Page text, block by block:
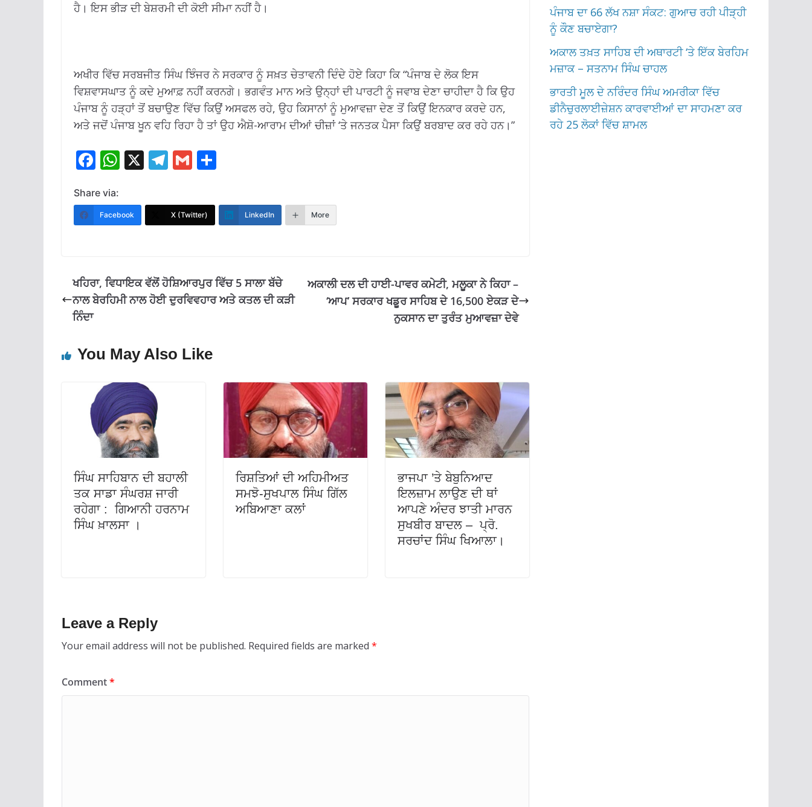
ਹੈ। ਇਸ ਭੀੜ ਦੀ ਬੇਸ਼ਰਮੀ ਦੀ ਕੋਈ ਸੀਮਾ ਨਹੀਂ ਹੈ।
ਅਖੀਰ ਵਿੱਚ ਸਰਬਜੀਤ ਸਿੰਘ ਝਿੰਜਰ ਨੇ ਸਰਕਾਰ ਨੂੰ ਸਖ਼ਤ ਚੇਤਾਵਨੀ ਦਿੰਦੇ ਹੋਏ ਕਿਹਾ ਕਿ “ਪੰਜਾਬ ਦੇ ਲੋਕ ਇਸ
ਵਿਸ਼ਵਾਸਘਾਤ ਨੂੰ ਕਦੇ ਮੁਆਫ਼ ਨਹੀਂ ਕਰਨਗੇ। ਭਗਵੰਤ ਮਾਨ ਅਤੇ ਉਨ੍ਹਾਂ ਦੀ ਪਾਰਟੀ ਨੂੰ ਜਵਾਬ ਦੇਣਾ ਚਾਹੀਦਾ ਹੈ ਕਿ ਉਹ
ਪੰਜਾਬ ਨੂੰ ਹੜ੍ਹਾਂ ਤੋਂ ਬਚਾਉਣ ਵਿੱਚ ਕਿਉਂ ਅਸਫਲ ਰਹੇ, ਉਹ ਕਿਸਾਨਾਂ ਨੂੰ ਮੁਆਵਜ਼ਾ ਦੇਣ ਤੋਂ ਕਿਉਂ ਇਨਕਾਰ ਕਰਦੇ ਹਨ,
ਅਤੇ ਜਦੋਂ ਪੰਜਾਬ ਖੂਨ ਵਹਿ ਰਿਹਾ ਹੈ ਤਾਂ ਉਹ ਐਸ਼ੋ-ਆਰਾਮ ਦੀਆਂ ਚੀਜ਼ਾਂ ‘ਤੇ ਜਨਤਕ ਪੈਸਾ ਕਿਉਂ ਬਰਬਾਦ ਕਰ ਰਹੇ ਹਨ।”
F
e
b
k
W
at
s
p
X T
e
gr
G
ai
l
ar
e
Share via:
Facebook X (Twitter) LinkedIn More
ਖਹਿਰਾ, ਵਿਧਾਇਕ ਵੱਲੋਂ ਹੋਸ਼ਿਆਰਪੁਰ ਵਿੱਚ 5 ਸਾਲਾ ਬੱਚੇ
ਨਾਲ ਬੇਰਹਿਮੀ ਨਾਲ ਹੋਈ ਦੁਰਵਿਵਹਾਰ ਅਤੇ ਕਤਲ ਦੀ ਕੜੀ
ਨਿੰਦਾ
ਅਕਾਲੀ ਦਲ ਦੀ ਹਾਈ-ਪਾਵਰ ਕਮੇਟੀ, ਮਲੂਕਾ ਨੇ ਕਿਹਾ –
‘ਆਪ’ ਸਰਕਾਰ ਖਡੂਰ ਸਾਹਿਬ ਦੇ 16,500 ਏਕੜ ਦੇ
ਨੁਕਸਾਨ ਦਾ ਤੁਰੰਤ ਮੁਆਵਜ਼ਾ ਦੇਵੇ
You May Also Like
ਸਿੰਘ ਸਾਹਿਬਾਨ ਦੀ ਬਹਾਲੀ
ਤਕ ਸਾਡਾ ਸੰਘਰਸ਼ ਜਾਰੀ
ਰਹੇਗਾ : ਗਿਆਨੀ ਹਰਨਾਮ
ਸਿੰਘ ਖ਼ਾਲਸਾ ।
ਰਿਸ਼ਤਿਆਂ ਦੀ ਅਹਿਮੀਅਤ
ਸਮਝੋ-ਸੁਖਪਾਲ ਸਿੰਘ ਗਿੱਲ
ਅਬਿਆਣਾ ਕਲਾਂ
ਭਾਜਪਾ ’ਤੇ ਬੇਬੁਨਿਆਦ
ਇਲਜ਼ਾਮ ਲਾਉਣ ਦੀ ਥਾਂ
ਆਪਣੇ ਅੰਦਰ ਝਾਤੀ ਮਾਰਨ
ਸੁਖਬੀਰ ਬਾਦਲ – ਪ੍ਰੋ.
ਸਰਚਾਂਦ ਸਿੰਘ ਖਿਆਲਾ।
Leave a Reply
Your email address will not be published. Required fields are marked *
Comment*
ਪੰਜਾਬ ਦਾ 66 ਲੱਖ ਨਸ਼ਾ ਸੰਕਟ: ਗੁਆਚ ਰਹੀ ਪੀੜ੍ਹੀ
ਨੂੰ ਕੌਣ ਬਚਾਏਗਾ?
ਅਕਾਲ ਤਖ਼ਤ ਸਾਹਿਬ ਦੀ ਅਥਾਰਟੀ ‘ਤੇ ਇੱਕ ਬੇਰਹਿਮ
ਮਜ਼ਾਕ – ਸਤਨਾਮ ਸਿੰਘ ਚਾਹਲ
ਭਾਰਤੀ ਮੂਲ ਦੇ ਨਰਿੰਦਰ ਸਿੰਘ ਅਮਰੀਕਾ ਵਿੱਚ
ਡੀਨੈਚੁਰਲਾਈਜ਼ੇਸ਼ਨ ਕਾਰਵਾਈਆਂ ਦਾ ਸਾਹਮਣਾ ਕਰ
ਰਹੇ 25 ਲੋਕਾਂ ਵਿੱਚ ਸ਼ਾਮਲ